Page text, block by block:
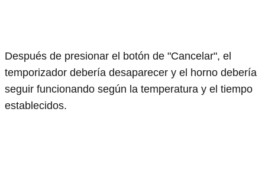
Después de presionar el botón de "Cancelar", el
temporizador debería desaparecer y el horno debería
seguir funcionando según la temperatura y el tiempo
establecidos.